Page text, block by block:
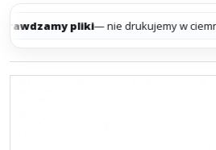
pliki— nie drukujemy w ciemno